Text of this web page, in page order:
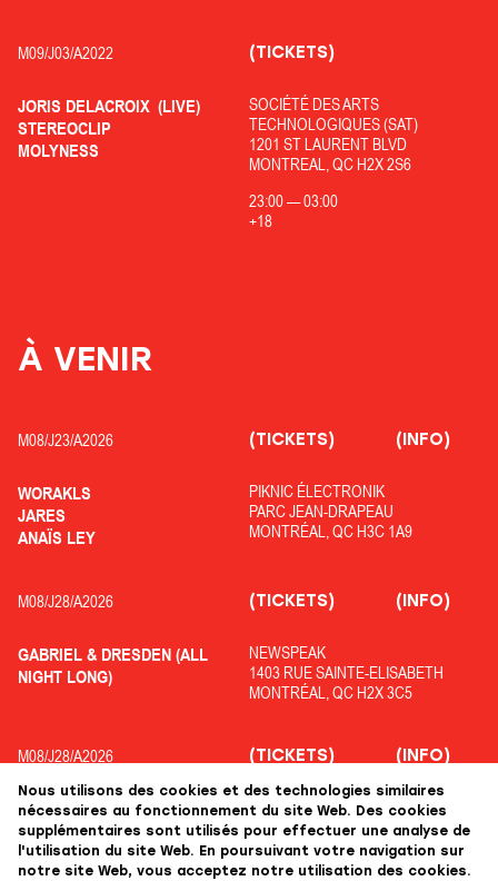
M09/J03/A2022
JORIS DELACROIX (LIVE)
STEREOCLIP
MOLYNESS
SOCIÉTÉ DES ARTS
TECHNOLOGIQUES (SAT)
1201 ST LAURENT BLVD
MONTREAL, QC H2X 2S6
23:00—03:00
+18
(TICKETS)
À VENIR
M08/J23/A2026
WORAKLS
JARES
ANAÏS LEY
PIKNIC ÉLECTRONIK
PARC JEAN-DRAPEAU
MONTRÉAL, QC H3C 1A9
(TICKETS) (INFO)
M08/J28/A2026
GABRIEL & DRESDEN (ALL
NIGHT LONG)
NEWSPEAK
1403 RUE SAINTE-ELISABETH
MONTRÉAL, QC H2X 3C5
(TICKETS) (INFO)
M08/J28/A2026
ADRIATIQUE
COLYN
KOLOPHANE
OFF PIKNIC
PARC JEAN-DRAPEAU
MONTRÉAL, QC H3C 1A9
(TICKETS) (INFO)
Nous utilisons des cookies et des technologies similaires
nécessaires au fonctionnement du site Web. Des cookies
supplémentaires sont utilisés pour effectuer une analyse de
l'utilisation du site Web. En poursuivant votre navigation sur
notre site Web, vous acceptez notre utilisation des cookies.